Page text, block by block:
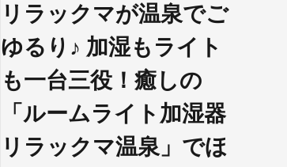
リラックマが温泉でご
ゆるり♪ 加湿もライト
も一台三役！癒しの
「ルームライト加湿器
リラックマ温泉」でほ